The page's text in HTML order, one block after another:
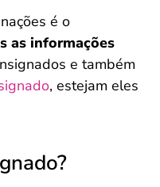
é o
as informações
e também
, estejam eles